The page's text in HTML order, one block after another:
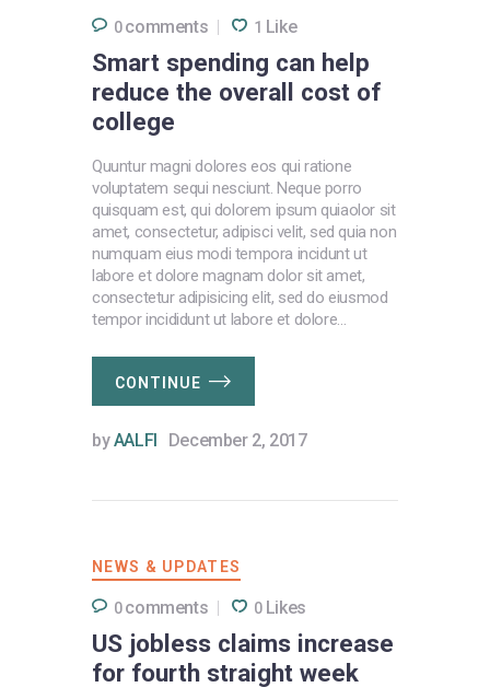
0 comments 1 Like
Smart spending can help
reduce the overall cost of
college
Quuntur magni dolores eos qui ratione
voluptatem sequi nesciunt. Neque porro
quisquam est, qui dolorem ipsum quiaolor sit
amet, consectetur, adipisci velit, sed quia non
numquam eius modi tempora incidunt ut
labore et dolore magnam dolor sit amet,
consectetur adipisicing elit, sed do eiusmod
tempor incididunt ut labore et dolore…
CONTINUE
byAALFI December 2, 2017
NEWS & UPDATES
0 comments 0 Likes
US jobless claims increase
for fourth straight week